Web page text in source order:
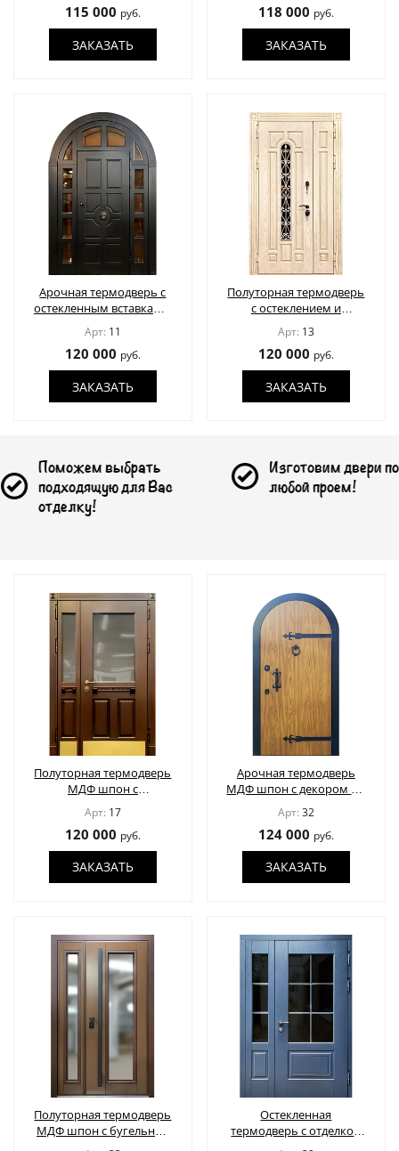
115 000 руб.
ЗАКАЗАТЬ
118 000 руб.
ЗАКАЗАТЬ
Арочная термодверь с
остекленным вставками,
окрас по RAL
Арт: 11
120 000 руб.
ЗАКАЗАТЬ
Полуторная термодверь
с остеклением и
решеткой
Арт: 13
120 000 руб.
ЗАКАЗАТЬ
для Вас
Изготовим двери под
любой проем!
Полуторная термодверь
МДФ шпон с
остеклением и
отбойником
Арт: 17
120 000 руб.
ЗАКАЗАТЬ
Арочная термодверь
МДФ шпон с декором по
спецзаказу
Арт: 32
124 000 руб.
ЗАКАЗАТЬ
Полуторная термодверь
МДФ шпон с бугельной
ручкой
Остекленная
термодверь с отделкой
наборными панелями